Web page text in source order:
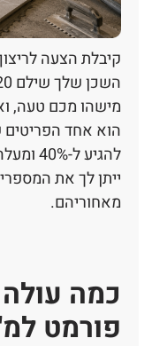
מישהו מכם טעה,
הוא אחד הפריטים
להגיע
ייתן לך את
מאחוריהם.
כמה עולה
פורמט